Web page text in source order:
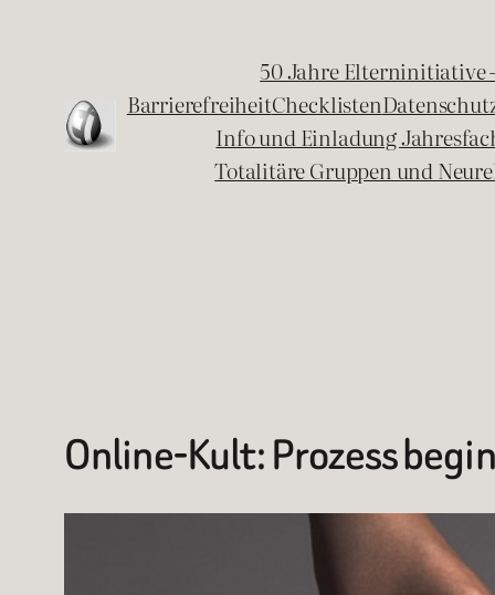
50 Jahre Elterninitiative
BarrierefreiheitChecklisten
Info und Einladung
Totalitäre Gruppen und
Online-Kult: Prozess